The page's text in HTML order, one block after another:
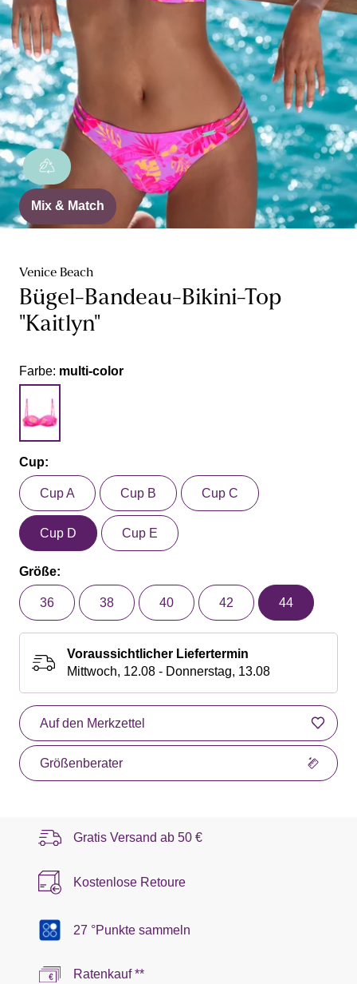
Mix & Match
Venice Beach
Bügel-Bandeau-Bikini-Top
"Kaitlyn"
Farbe: multi-color
Cup:
Cup A Cup B Cup C
Cup D Cup E
Größe:
36 38 40 42 44
Voraussichtlicher Liefertermin
Mittwoch, 12.08 - Donnerstag, 13.08
Auf den Merkzettel
Größenberater
Gratis Versand ab 50 €
Kostenlose Retoure
27 °Punkte sammeln
Ratenkauf **